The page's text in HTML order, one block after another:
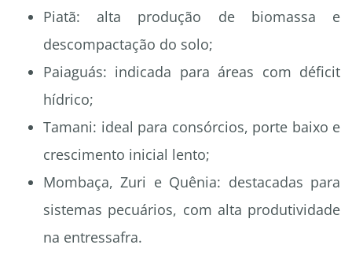
Piatã: alta produção de biomassa e
descompactação do solo;
Paiaguás: indicada para áreas com déficit
hídrico;
Tamani: ideal para consórcios, porte baixo e
crescimento inicial lento;
Mombaça, Zuri e Quênia: destacadas para
sistemas pecuários, com alta produtividade
na entressafra.